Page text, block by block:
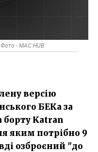
Фото - MAC HUB
версію
БЕКа за
борту Katran
яким потрібно 9
озброєний "до